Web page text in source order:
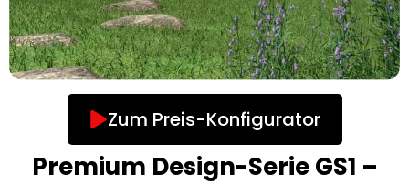
Zum Preis-Konfigurator
Premium Design-Serie GS1 –